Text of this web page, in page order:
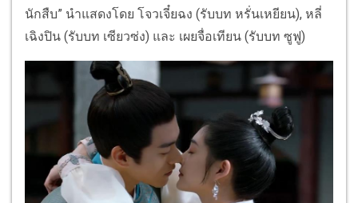
นักสืบ” นำแสดงโดย โจวเจี๋ยฉง (รับบท หรั่นเหยียน), หลี่
เฉิงปิน (รับบท เซียวซ่ง) และ เผยจื่อเทียน (รับบท ซูฟู)